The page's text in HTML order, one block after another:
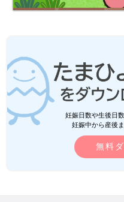
妊娠日数や生後日
妊娠中から産後
無料